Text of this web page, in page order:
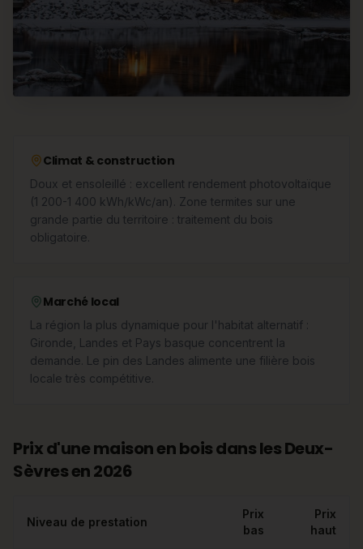
Climat & construction
Doux et ensoleillé : excellent rendement photovoltaïque
(1 200-1 400 kWh/kWc/an). Zone termites sur une
grande partie du territoire : traitement du bois
obligatoire.
Marché local
La région la plus dynamique pour l'habitat alternatif :
Gironde, Landes et Pays basque concentrent la
demande. Le pin des Landes alimente une filière bois
locale très compétitive.
Prix d'une maison en bois dans les Deux-
Sèvres en 2026
Niveau de prestation
Prix
bas
Prix
haut